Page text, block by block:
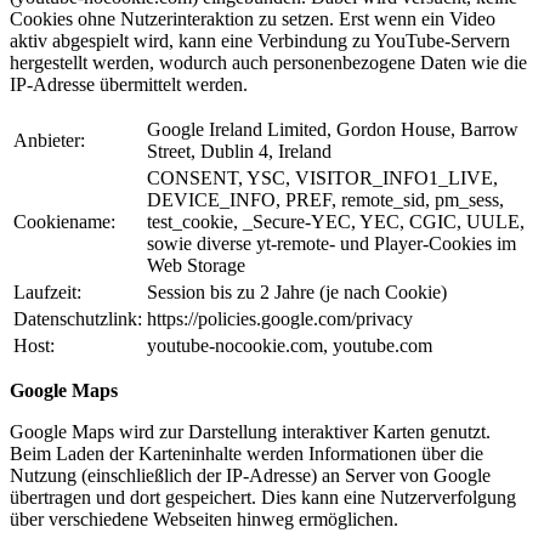
Cookies ohne Nutzerinteraktion zu setzen. Erst wenn ein Video
aktiv abgespielt wird, kann eine Verbindung zu YouTube-Servern
hergestellt werden, wodurch auch personenbezogene Daten wie die
IP-Adresse übermittelt werden.
Anbieter:
Google Ireland Limited, Gordon House, Barrow
Street, Dublin 4, Ireland
Cookiename:
CONSENT, YSC, VISITOR_INFO1_LIVE,
DEVICE_INFO, PREF, remote_sid, pm_sess,
test_cookie, _Secure-YEC, YEC, CGIC, UULE,
sowie diverse yt-remote- und Player-Cookies im
Web Storage
Laufzeit:
Session bis zu 2 Jahre (je nach Cookie)
Datenschutzlink: https://policies.google.com/privacy
Host:
youtube-nocookie.com, youtube.com
Google Maps
Google Maps wird zur Darstellung interaktiver Karten genutzt.
Beim Laden der Karteninhalte werden Informationen über die
Nutzung (einschließlich der IP-Adresse) an Server von Google
übertragen und dort gespeichert. Dies kann eine Nutzerverfolgung
über verschiedene Webseiten hinweg ermöglichen.